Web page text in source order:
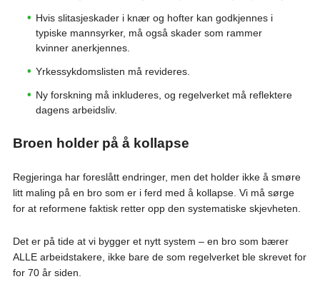
Hvis slitasjeskader i knær og hofter kan godkjennes i
typiske mannsyrker, må også skader som rammer
kvinner anerkjennes.
Yrkessykdomslisten må revideres.
Ny forskning må inkluderes, og regelverket må reflektere
dagens arbeidsliv.
Broen holder på å kollapse
Regjeringa har foreslått endringer, men det holder ikke å smøre
litt maling på en bro som er i ferd med å kollapse. Vi må sørge
for at reformene faktisk retter opp den systematiske skjevheten.
Det er på tide at vi bygger et nytt system – en bro som bærer
ALLE arbeidstakere, ikke bare de som regelverket ble skrevet for
for 70 år siden.